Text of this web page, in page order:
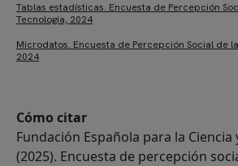
Tablas estadísticas. Encuesta de Percepción
Tecnología, 2024
Microdatos. Encuesta de Percepción Social de
2024
Cómo citar
Fundación Española para la Ciencia
(2025). Encuesta de percepción